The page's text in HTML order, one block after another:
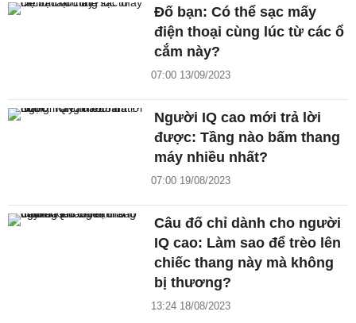
Đố bạn: Có thể sạc mấy
điện thoại cùng lúc từ các ổ
cắm này?
07:00 13/09/2023
Người IQ cao mới trả lời
được: Tầng nào bấm thang
máy nhiều nhất?
07:00 19/08/2023
Câu đố chỉ dành cho người
IQ cao: Làm sao để trèo lên
chiếc thang này mà không
bị thương?
13:24 18/08/2023